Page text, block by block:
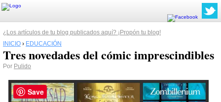
¿Los artículos de tu blog publicados aquí? ¡Propón tu blog!
INICIO › EDUCACIÓN
Tres novedades del cómic imprescindibles
Por Pulido
Save